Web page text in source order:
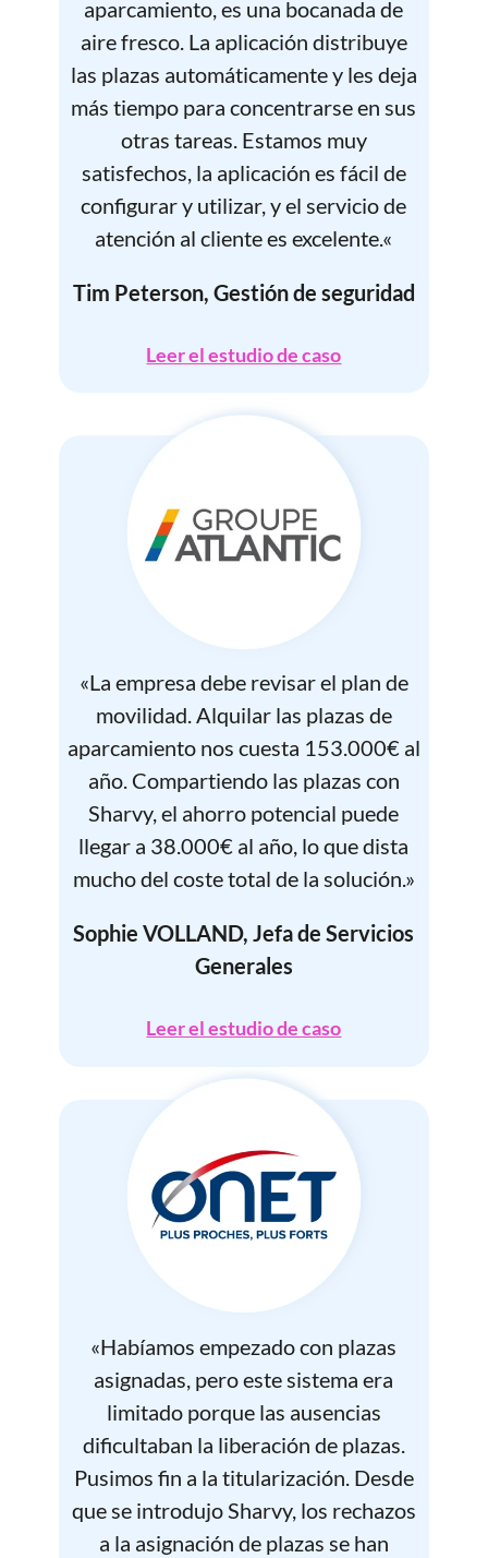
aparcamiento, es una bocanada de
aire fresco. La aplicación distribuye
las plazas automáticamente y les deja
más tiempo para concentrarse en sus
otras tareas. Estamos muy
satisfechos, la aplicación es fácil de
configurar y utilizar, y el servicio de
atención al cliente es excelente«
Tim Peterson, Gestión de seguridad
Leer el estudio de caso
«La empresa debe revisar el plan de
movilidad. Alquilar las plazas de
aparcamiento nos cuesta 153.000€ al
año. Compartiendo las plazas con
Sharvy, el ahorro potencial puede
llegar a 38.000€ al año, lo que dista
mucho del coste total de la solución.»
Sophie VOLLAND, Jefa de Servicios
Generales
Leer el estudio de caso
«Habíamos empezado con plazas
asignadas, pero este sistema era
limitado porque las ausencias
dificultaban la liberación de plazas.
Pusimos fin a la titularización. Desde
que se introdujo Sharvy, los rechazos
a la asignación de plazas se han